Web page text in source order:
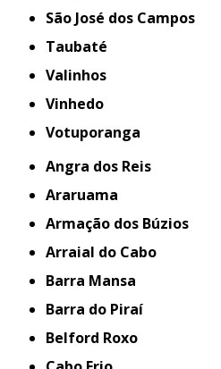
São José dos Campos
Taubaté
Valinhos
Vinhedo
Votuporanga
Angra dos Reis
Araruama
Armação dos Búzios
Arraial do Cabo
Barra Mansa
Barra do Piraí
Belford Roxo